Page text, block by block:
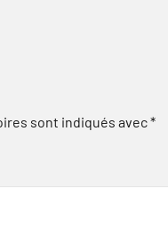
sont indiqués avec*